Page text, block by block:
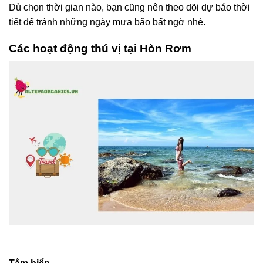
Dù chọn thời gian nào, bạn cũng nên theo dõi dự báo thời
tiết để tránh những ngày mưa bão bất ngờ nhé.
Các hoạt động thú vị tại Hòn Rơm